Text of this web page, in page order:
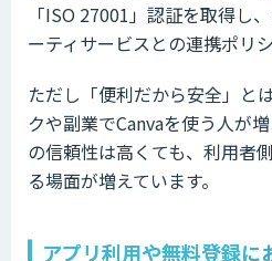
「ISO 27001」認証を取得し
ーティサービスとの連携ポリ
ただし「便利だから安全」と
クや副業でCanvaを使う人が
の信頼性は高くても、利用者
る場面が増えています。
アプリ利用や無料登録に